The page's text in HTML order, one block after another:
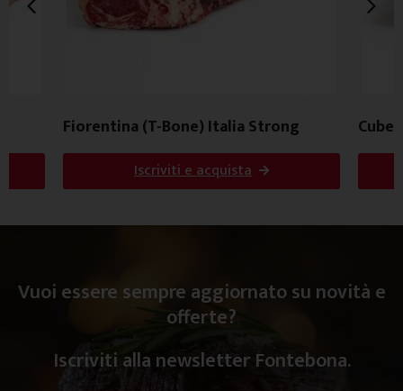
Fiorentina (T-Bone) Italia Strong
Iscriviti e acquista
Cube
Vuoi essere sempre aggiornato su novità e
offerte?
Iscriviti alla newsletter Fontebona.